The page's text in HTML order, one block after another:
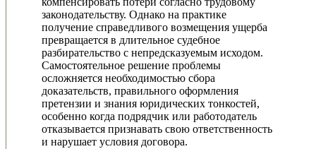
законодательству. Однако на практике
получение справедливого возмещения ущерба
превращается в длительное судебное
разбирательство с непредсказуемым исходом.
Самостоятельное решение проблемы
осложняется необходимостью сбора
доказательств, правильного оформления
претензии и знания юридических тонкостей,
особенно когда подрядчик или работодатель
отказывается признавать свою ответственность
и нарушает условия договора.